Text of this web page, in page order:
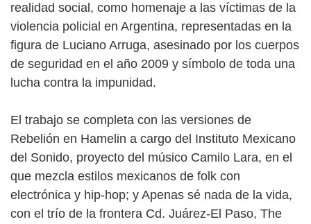
realidad social, como homenaje a las víctimas de la
violencia policial en Argentina, representadas en la
figura de Luciano Arruga, asesinado por los cuerpos
de seguridad en el año 2009 y símbolo de toda una
lucha contra la impunidad.
El trabajo se completa con las versiones de
Rebelión en Hamelin a cargo del Instituto Mexicano
del Sonido, proyecto del músico Camilo Lara, en el
que mezcla estilos mexicanos de folk con
electrónica y hip-hop; y Apenas sé nada de la vida,
con el trío de la frontera Cd. Juárez-El Paso, The